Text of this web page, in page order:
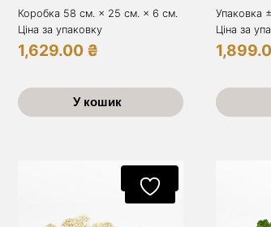
Коробка 58 см. × 25 см. × 6 см.
Ціна за упаковку
1,629.00 ₴
У кошик
Упаковка
Ціна за
Акція